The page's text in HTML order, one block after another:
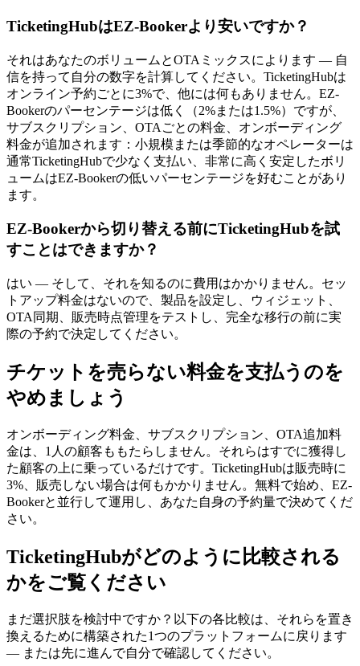
TicketingHubはEZ-Bookerより安いですか？
それはあなたのボリュームとOTAミックスによります — 自
信を持って自分の数字を計算してください。TicketingHubは
オンライン予約ごとに3%で、他には何もありません。EZ-
Bookerのパーセンテージは低く（2%または1.5%）ですが、
サブスクリプション、OTAごとの料金、オンボーディング
料金が追加されます：小規模または季節的なオペレーターは
通常TicketingHubで少なく支払い、非常に高く安定したボリ
ュームはEZ-Bookerの低いパーセンテージを好むことがあり
ます。
EZ-Bookerから切り替える前にTicketingHubを試
すことはできますか？
はい — そして、それを知るのに費用はかかりません。セッ
トアップ料金はないので、製品を設定し、ウィジェット、
OTA同期、販売時点管理をテストし、完全な移行の前に実
際の予約で決定してください。
チケットを売らない料金を支払うのを
やめましょう
オンボーディング料金、サブスクリプション、OTA追加料
金は、1人の顧客ももたらしません。それらはすでに獲得し
た顧客の上に乗っているだけです。TicketingHubは販売時に
3%、販売しない場合は何もかかりません。無料で始め、EZ-
Bookerと並行して運用し、あなた自身の予約量で決めてくだ
さい。
TicketingHubがどのように比較される
かをご覧ください
まだ選択肢を検討中ですか？以下の各比較は、それらを置き
換えるために構築された1つのプラットフォームに戻ります
— または先に進んで自分で確認してください。